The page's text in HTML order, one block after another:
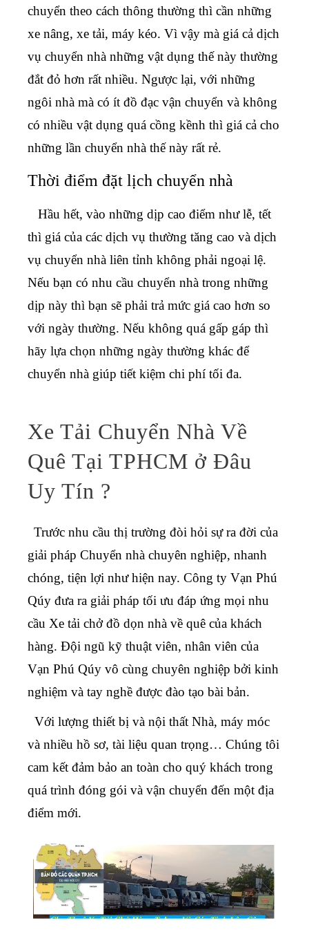
chuyển theo cách thông thường thì cần những
xe nâng, xe tải, máy kéo. Vì vậy mà giá cả dịch
vụ chuyển nhà những vật dụng thế này thường
đắt đỏ hơn rất nhiều. Ngược lại, với những
ngôi nhà mà có ít đồ đạc vận chuyển và không
có nhiều vật dụng quá cồng kềnh thì giá cả cho
những lần chuyển nhà thế này rất rẻ.
Thời điểm đặt lịch chuyển nhà
Hầu hết, vào những dịp cao điểm như lễ, tết
thì giá của các dịch vụ thường tăng cao và dịch
vụ chuyển nhà liên tỉnh không phải ngoại lệ.
Nếu bạn có nhu cầu chuyển nhà trong những
dịp này thì bạn sẽ phải trả mức giá cao hơn so
với ngày thường. Nếu không quá gấp gáp thì
hãy lựa chọn những ngày thường khác để
chuyển nhà giúp tiết kiệm chi phí tối đa.
Xe Tải Chuyển Nhà Về
Quê Tại TPHCM ở Đâu
Uy Tín ?
Trước nhu cầu thị trường đòi hỏi sự ra đời của
giải pháp Chuyển nhà chuyên nghiệp, nhanh
chóng, tiện lợi như hiện nay. Công ty Vạn Phú
Qúy đưa ra giải pháp tối ưu đáp ứng mọi nhu
cầu Xe tải chở đồ dọn nhà về quê của khách
hàng. Đội ngũ kỹ thuật viên, nhân viên của
Vạn Phú Qúy vô cùng chuyên nghiệp bởi kinh
nghiệm và tay nghề được đào tạo bài bản.
Với lượng thiết bị và nội thất Nhà, máy móc
và nhiều hồ sơ, tài liệu quan trọng… Chúng tôi
cam kết đảm bảo an toàn cho quý khách trong
quá trình đóng gói và vận chuyển đến một địa
điểm mới.